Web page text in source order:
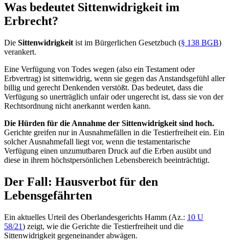
Was bedeutet Sittenwidrigkeit im
Erbrecht?
Die Sittenwidrigkeit ist im Bürgerlichen Gesetzbuch (§ 138 BGB)
verankert.
Eine Verfügung von Todes wegen (also ein Testament oder
Erbvertrag) ist sittenwidrig, wenn sie gegen das Anstandsgefühl aller
billig und gerecht Denkenden verstößt. Das bedeutet, dass die
Verfügung so unerträglich unfair oder ungerecht ist, dass sie von der
Rechtsordnung nicht anerkannt werden kann.
Die Hürden für die Annahme der Sittenwidrigkeit sind hoch.
Gerichte greifen nur in Ausnahmefällen in die Testierfreiheit ein. Ein
solcher Ausnahmefall liegt vor, wenn die testamentarische
Verfügung einen unzumutbaren Druck auf die Erben ausübt und
diese in ihrem höchstpersönlichen Lebensbereich beeinträchtigt.
Der Fall: Hausverbot für den
Lebensgefährten
Ein aktuelles Urteil des Oberlandesgerichts Hamm (Az.: 10 U
58/21) zeigt, wie die Gerichte die Testierfreiheit und die
Sittenwidrigkeit gegeneinander abwägen.